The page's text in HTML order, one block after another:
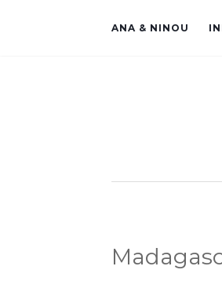
ANA & NINOU